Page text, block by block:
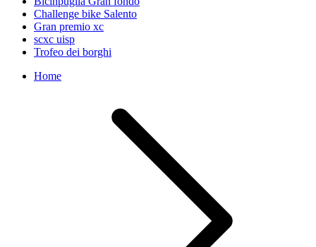
Challenge bike Salento
Gran premio xc
scxc uisp
Trofeo dei borghi
Home